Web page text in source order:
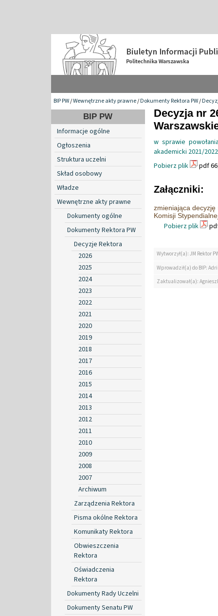
BIP PW/Wewnętrzne akty prawne/Dokumenty Rektora PW/
BIP PW
Informacje ogólne
Ogłoszenia
Struktura uczelni
Skład osobowy
Władze
Wewnętrzne akty prawne
Dokumenty ogólne
Dokumenty Rektora PW
Decyzje Rektora
2026
2025
2024
2023
2022
2021
2020
2019
2018
2017
2016
2015
2014
2013
2012
2011
2010
2009
2008
2007
Archiwum
Zarządzenia Rektora
Pisma okólne Rektora
Komunikaty Rektora
Obwieszczenia
Rektora
Oświadczenia
Rektora
Dokumenty Rady Uczelni
Dokumenty Senatu PW
Decyzja nr
w sprawie
akademicki 2021/2022
Pobierz plik
pdf
Załączniki:
zmieniająca decyzję
Komisji
Pobierz plik
Wytworzył(a): JM Rektor
Wprowadził(a) do BIP:
Zaktualizował(a):